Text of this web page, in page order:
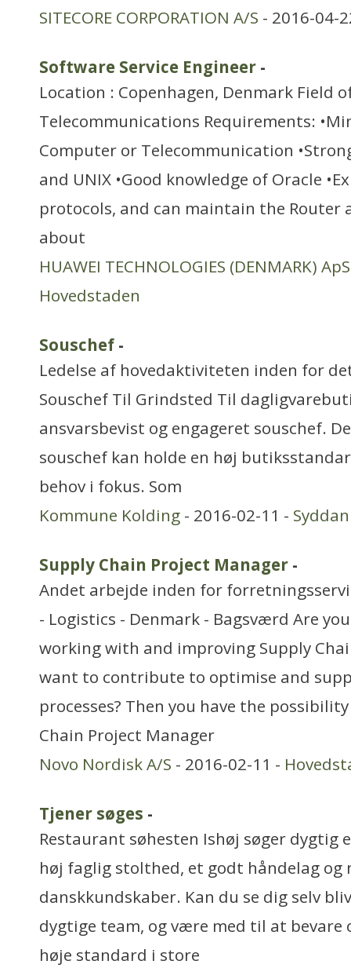
SITECORE CORPORATION A/S - 2016-04-
Software Service Engineer -
Location : Copenhagen, Denmark Field
Telecommunications Requirements:
Computer or Telecommunication
and UNIX •Good knowledge of Oracle
protocols, and can maintain the Router
about
HUAWEI TECHNOLOGIES (DENMARK) ApS
Hovedstaden
Souschef -
Ledelse af hovedaktiviteten inden for
Souschef Til Grindsted Til
ansvarsbevist og engageret souschef.
souschef kan holde en høj
behov i fokus. Som
Kommune Kolding - 2016-02-11 -
Supply Chain Project Manager -
Andet arbejde inden for
- Logistics - Denmark - Bagsværd Are
working with and improving Supply
want to contribute to optimise and
processes? Then you have the
Chain Project Manager
Novo Nordisk A/S - 2016-02-11 -
Tjener søges -
Restaurant søhesten Ishøj søger dygtig
høj faglig stolthed, et godt håndelag og
danskkundskaber. Kan du se dig selv
dygtige team, og være med til at bevare
høje standard i store